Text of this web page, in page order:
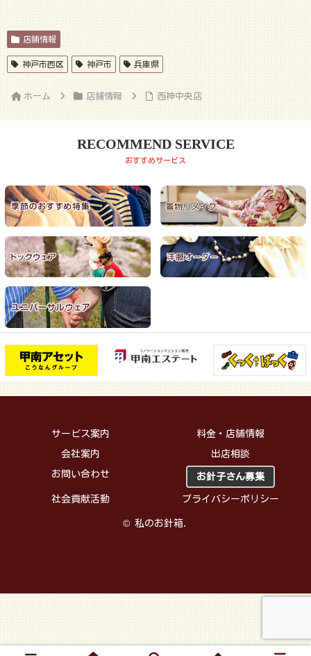
店舗情報
神戸市西区 神戸市 兵庫県
ホーム 店舗情報 西神中央店
RECOMMEND SERVICE
おすすめサービス
サービス案内 料金・店舗情報
会社案内 出店相談
お問い合わせ お針子さん募集
社会貢献活動 プライバシーポリシー
© 私のお針箱.